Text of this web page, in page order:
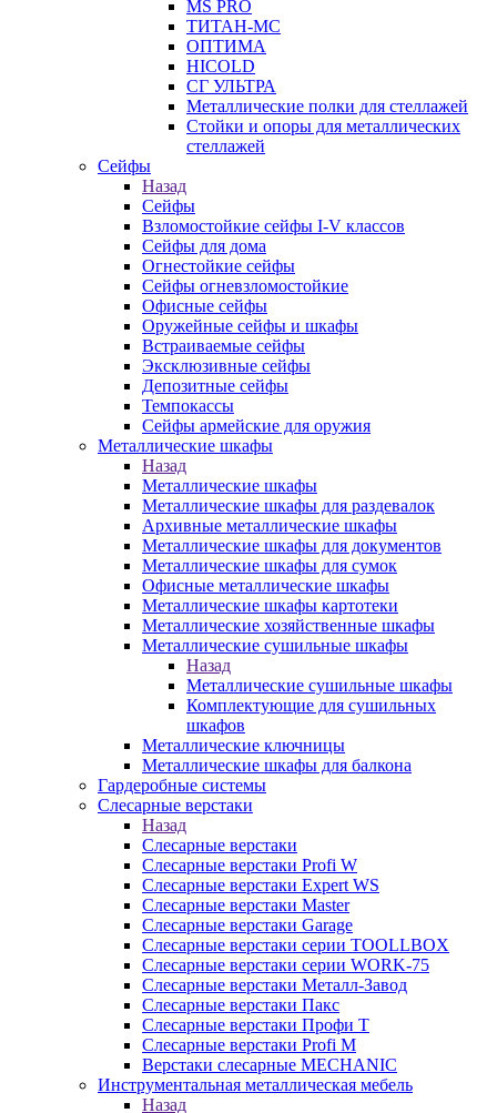
MS PRO
ТИТАН-МС
ОПТИМА
HICOLD
СГ УЛЬТРА
Металлические полки для стеллажей
Стойки и опоры для металлических
стеллажей
Сейфы
Назад
Сейфы
Взломостойкие сейфы I-V классов
Сейфы для дома
Огнестойкие сейфы
Сейфы огневзломостойкие
Офисные сейфы
Оружейные сейфы и шкафы
Встраиваемые сейфы
Эксклюзивные сейфы
Депозитные сейфы
Темпокассы
Сейфы армейские для оружия
Металлические шкафы
Назад
Металлические шкафы
Металлические шкафы для раздевалок
Архивные металлические шкафы
Металлические шкафы для документов
Металлические шкафы для сумок
Офисные металлические шкафы
Металлические шкафы картотеки
Металлические хозяйственные шкафы
Металлические сушильные шкафы
Назад
Металлические сушильные шкафы
Комплектующие для сушильных
шкафов
Металлические ключницы
Металлические шкафы для балкона
Гардеробные системы
Слесарные верстаки
Назад
Слесарные верстаки
Слесарные верстаки Profi W
Слесарные верстаки Expert WS
Слесарные верстаки Master
Слесарные верстаки Garage
Слесарные верстаки серии TOOLLBOX
Слесарные верстаки серии WORK-75
Слесарные верстаки Металл-Завод
Слесарные верстаки Пакс
Слесарные верстаки Профи Т
Слесарные верстаки Profi M
Верстаки слесарные MECHANIC
Инструментальная металлическая мебель
Назад